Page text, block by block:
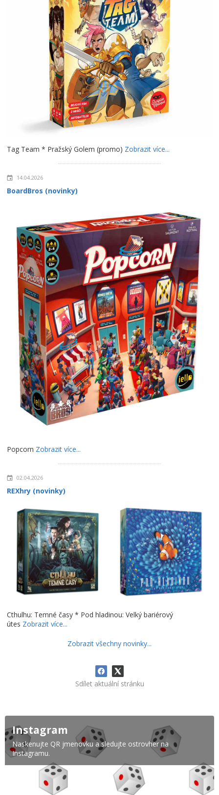
Tag Team * Pražský Golem (promo) Zobrazit více...
14.04.2026
BoardBros (novinky)
Popcorn Zobrazit více...
02.04.2026
REXhry (novinky)
Cthulhu: Temné časy * Pod hladinou: Velký bariérový
útes Zobrazit více...
Zobrazit všechny novinky...
Sdílet aktuální stránku
Instagram
Naskenujte QR jmenovku a sledujte ostrovher na
Instagramu.